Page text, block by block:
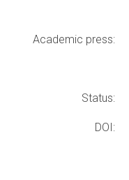
Academic press:
Status:
DOI: